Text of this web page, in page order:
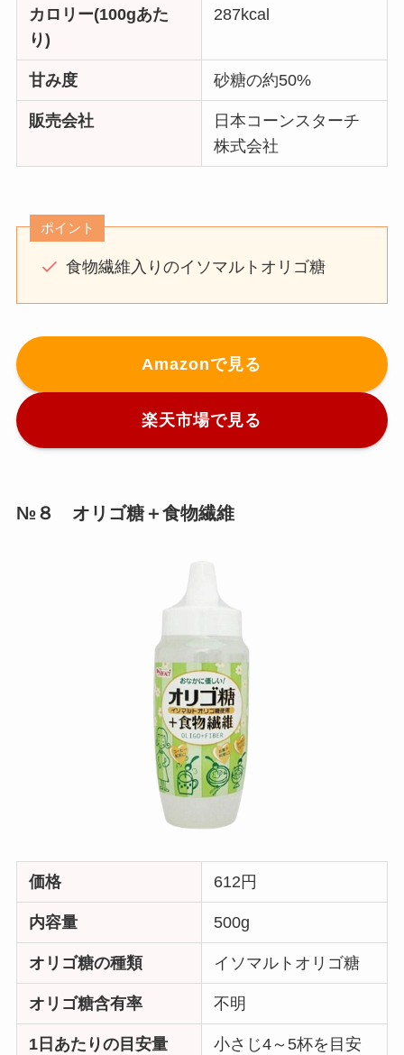
カロリー(100gあた
り)
287kcal
甘み度 砂糖の約50%
販売会社
日本コーンスターチ
株式会社
ポイント
食物繊維入りのイソマルトオリゴ糖
Amazonで見る
楽天市場で見る
№８ オリゴ糖＋食物繊維
価格 612円
内容量 500g
オリゴ糖の種類 イソマルトオリゴ糖
オリゴ糖含有率 不明
1日あたりの目安量 小さじ4～5杯を目安